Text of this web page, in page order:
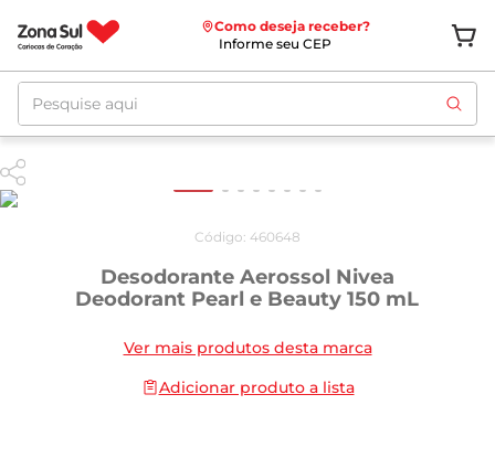
Como deseja receber?
Informe seu CEP
Pesquise aqui
Código: 460648
Desodorante Aerossol Nivea
Deodorant Pearl e Beauty 150 mL
Ver mais produtos desta marca
Adicionar produto a lista